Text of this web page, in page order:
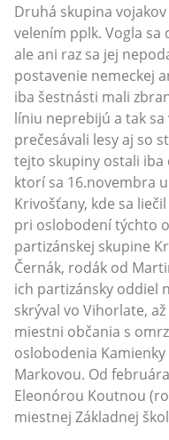
Druhá skupina
velením pplk. Vogla
ale ani raz sa jej
postavenie nemeckej
iba šestnásti mali
líniu neprebijú a tak
prečesávali lesy aj so
tejto skupiny ostali iba
ktorí sa 16.novembra
Krivošťany, kde sa
pri oslobodení týchto
partizánskej skupine
Černák, rodák od
ich partizánsky oddiel
skrýval vo Vihorlate,
miestni občania s
oslobodenia
Markovou. Od
Eleonórou Koutnou
miestnej Základnej